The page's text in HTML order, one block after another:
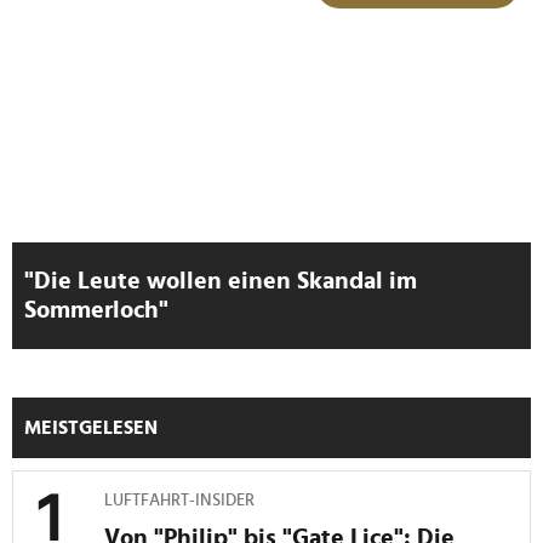
"Die Leute wollen einen Skandal im
Sommerloch"
MEISTGELESEN
LUFTFAHRT-INSIDER
Von "Philip" bis "Gate Lice": Die